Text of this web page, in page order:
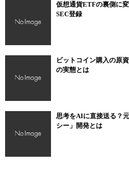
仮想通貨ETFの裏側に
SEC登録
ビットコイン購入の原
の実態とは
思考をAIに直接送る？
シー」開発とは